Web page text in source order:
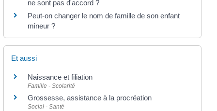
ne sont pas d'accord ?
Peut-on changer le nom de famille de son enfant
mineur ?
Et aussi
Naissance et filiation
Famille - Scolarité
Grossesse, assistance à la procréation
Social - Santé